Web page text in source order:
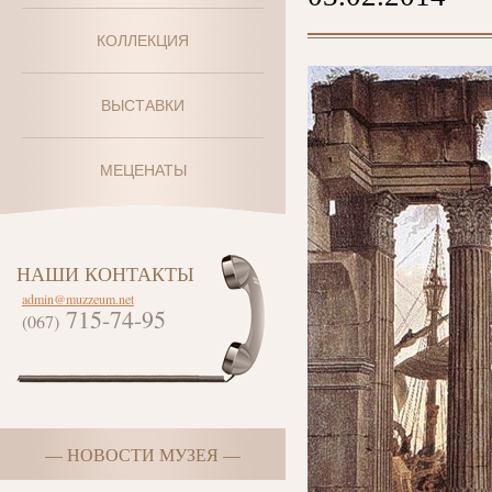
КОЛЛЕКЦИЯ
ВЫСТАВКИ
МЕЦЕНАТЫ
НАШИ КОНТАКТЫ
admin@muzzeum.net
(067) 715-74-95
— НОВОСТИ МУЗЕЯ —